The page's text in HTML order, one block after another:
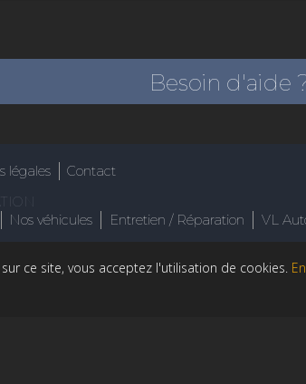
ce site, vous acceptez l'utilisation de cookies.
Besoin d'aide
légales
Contact
Nos véhicules Entretien / Réparation VL